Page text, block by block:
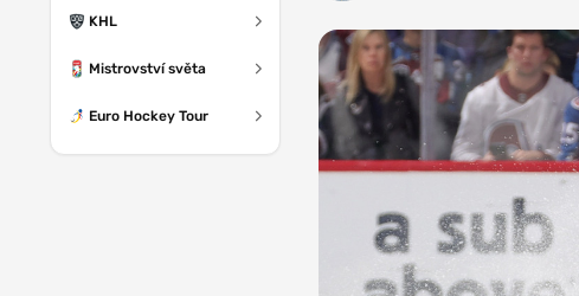
KHL
Mistrovství světa
Euro Hockey Tour